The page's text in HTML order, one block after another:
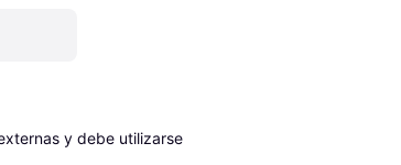
y debe utilizarse